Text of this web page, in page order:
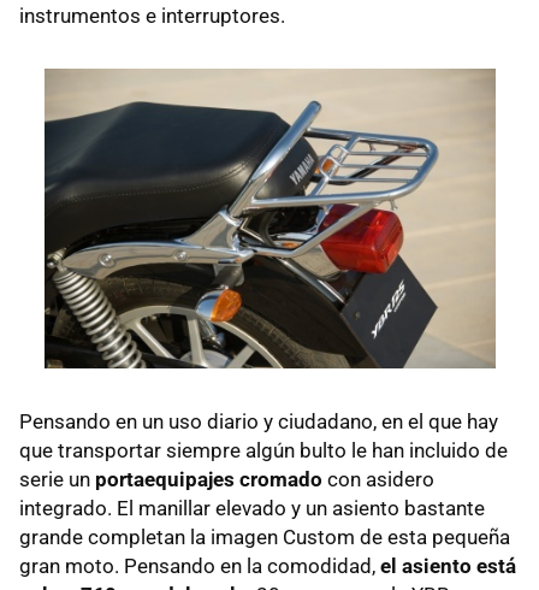
instrumentos e interruptores.
Pensando en un uso diario y ciudadano, en el que hay
que transportar siempre algún bulto le han incluido de
serie un portaequipajes cromado con asidero
integrado. El manillar elevado y un asiento bastante
grande completan la imagen Custom de esta pequeña
gran moto. Pensando en la comodidad, el asiento está